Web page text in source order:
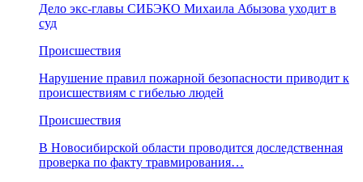
Дело экс-главы СИБЭКО Михаила Абызова уходит в
суд
Происшествия
Нарушение правил пожарной безопасности приводит к
происшествиям с гибелью людей
Происшествия
В Новосибирской области проводится доследственная
проверка по факту травмирования…